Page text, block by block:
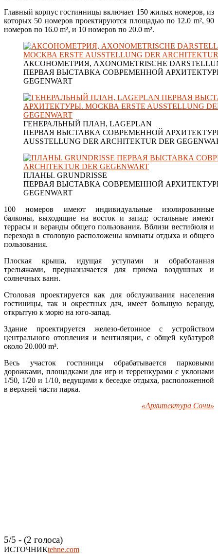
Главный корпус гостинницы включает 150 жилых номеров, из
которых 50 номеров проектируются площадью по 12.0 m², 90
номеров по 16.0 m², и 10 номеров по 20.0 m².
АКСОНОМЕТРИЯ, AXONOMETRISCHE
ПЕРВАЯ ВЫСТАВКА СОВРЕМЕННОЙ АРХИТЕКТУРЫ.
GEGENWART
ГЕНЕРАЛЬНЫЙ ПЛАН, LAGEPLAN
ПЕРВАЯ ВЫСТАВКА СОВРЕМЕННОЙ
AUSSTELLUNG DER ARCHITEKTUR DER
ПЛАНЫ. GRUNDRISSE
ПЕРВАЯ ВЫСТАВКА СОВРЕМЕННОЙ АРХИТЕКТУРЫ.
GEGENWART
100 номеров имеют индивидуальные изолированные
балконы, выходящие на восток и запад: остальные имеют
террасы и веранды общего пользования. Вблизи вестибюля и
перехода в столовую расположены комнаты отдыха и общего
пользования.
Плоская крыша, идущая уступами и обработанная
трельяжами, предназначается для приема воздушных и
солнечных ванн.
Столовая проектируется как для обслуживания населения
гостиницы, так и окрестных дач, имеет большую веранду,
открытую к морю на юго-запад.
Здание проектируется железо-бетонное с устройством
центрального отопления и вентиляции, с общей кубатурой
около 20.000 m³.
Весь участок гостиницы обрабатывается парковыми
дорожками, площадками для игр и терренкурами с уклонами
1/50, 1/20 и 1/10, ведущими к беседке отдыха, расположенной
в верхней части парка.
«Архитектура Сочи»
5/5 - (2 голоса)
ИСТОЧНИКtehne.com